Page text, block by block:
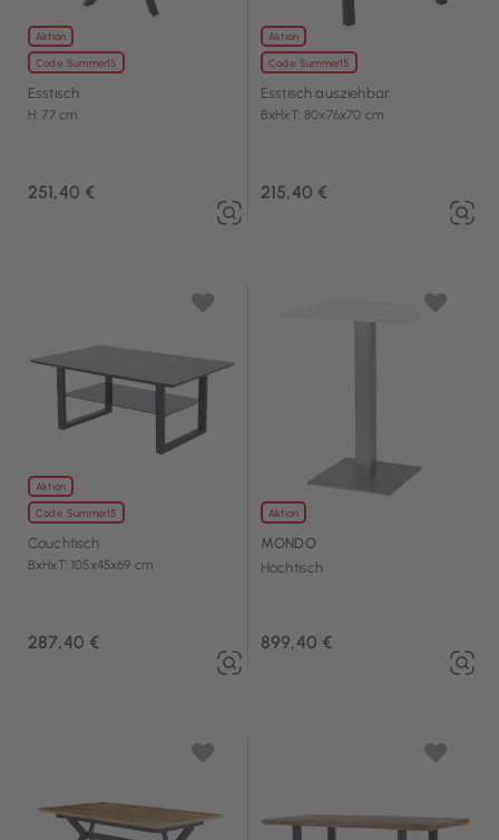
Aktion
Code: Summer15
Esstisch
H: 77 cm
251,40 €
Aktion
Code: Summer15
Esstisch ausziehbar
BxHxT: 80x76x70 cm
215,40 €
Aktion
Code: Summer15
Couchtisch
BxHxT: 105x45x69 cm
287,40 €
Aktion
MONDO
Hochtisch
899,40 €